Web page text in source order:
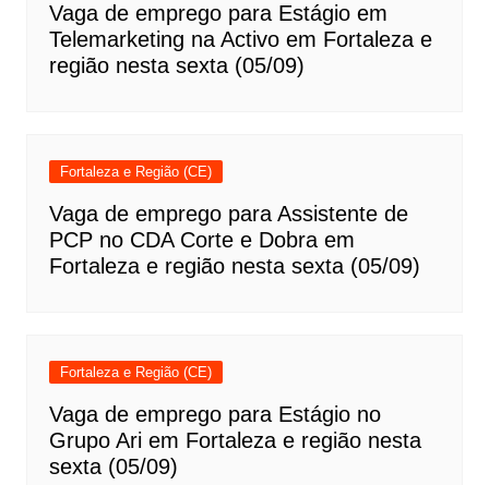
Vaga de emprego para Estágio em
Telemarketing na Activo em Fortaleza e
região nesta sexta (05/09)
Fortaleza e Região (CE)
Vaga de emprego para Assistente de
PCP no CDA Corte e Dobra em
Fortaleza e região nesta sexta (05/09)
Fortaleza e Região (CE)
Vaga de emprego para Estágio no
Grupo Ari em Fortaleza e região nesta
sexta (05/09)